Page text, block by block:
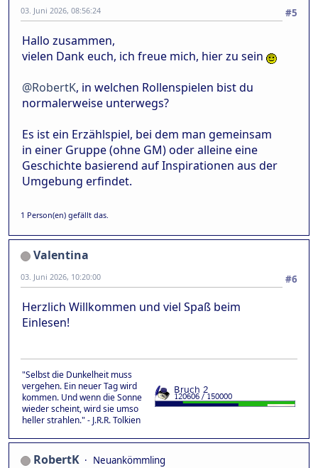
#5
03. Juni 2026, 08:56:24
Hallo zusammen,
vielen Dank euch, ich freue mich, hier zu sein
@RobertK, in welchen Rollenspielen bist du
normalerweise unterwegs?
Es ist ein Erzählspiel, bei dem man gemeinsam
in einer Gruppe (ohne GM) oder alleine eine
Geschichte basierend auf Inspirationen aus der
Umgebung erfindet.
1 Person(en) gefällt das.
Valentina
#6
03. Juni 2026, 10:20:00
Herzlich Willkommen und viel Spaß beim
Einlesen!
"Selbst die Dunkelheit muss
vergehen. Ein neuer Tag wird
kommen. Und wenn die Sonne
wieder scheint, wird sie umso
heller strahlen." - J.R.R. Tolkien
RobertK
Neuankömmling